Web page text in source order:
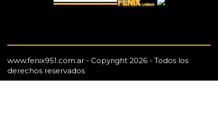
www.fenix951.com.ar - Copyright 2026 - Todos los
derechos reservados